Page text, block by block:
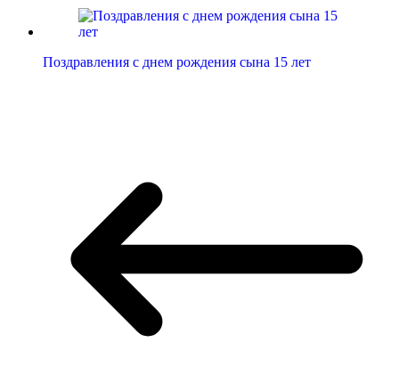
Поздравления с днем рождения сына 15 лет